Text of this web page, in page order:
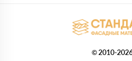
© 2010-